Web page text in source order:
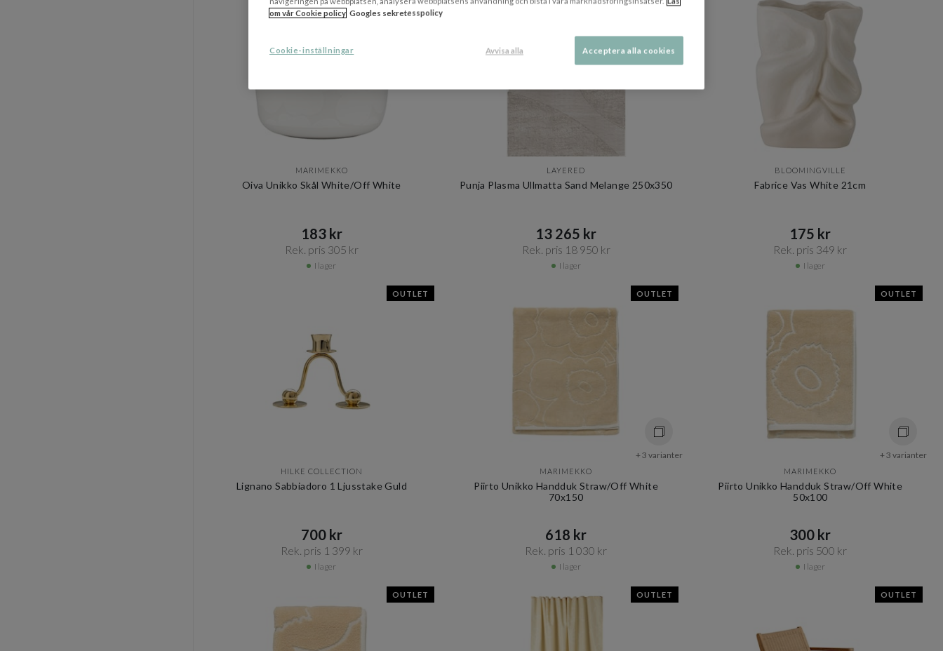
MARIMEKKO
Oiva Unikko Skål White/Off White
183 kr​​
Rek. pris 305 kr​​
I lager
LAYERED
Punja Plasma Ullmatta Sand Melange 250x350
13 265 kr​​
Rek. pris 18 950 kr​​
I lager
BLOOMINGVILLE
Fabrice Vas White 21cm
175 kr​​
Rek. pris 349 kr​​
I lager
OUTLET
HILKE COLLECTION
Lignano Sabbiadoro 1 Ljusstake Guld
700 kr​​
Rek. pris 1 399 kr​​
I lager
OUTLET
+ 3 varianter
MARIMEKKO
Piirto Unikko Handduk Straw/Off White
70x150
618 kr​​
Rek. pris 1 030 kr​​
I lager
OUTLET
+ 3 varianter
MARIMEKKO
Piirto Unikko Handduk Straw/Off White
50x100
300 kr​​
Rek. pris 500 kr​​
I lager
OUTLET OUTLET OUTLET
om vår Cookie policy Googles sekretesspolicy
Cookie-inställningar Avvisa alla Acceptera alla cookies